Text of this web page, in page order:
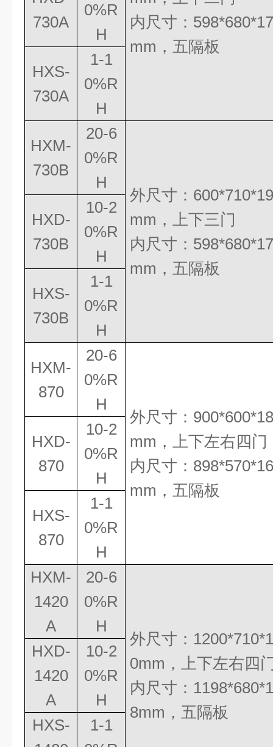
内尺寸：
mm ，五隔板
730A
0%R
H
HXS-
730A
1-1
0%R
H
HXM-
730B
20-6
0%R
H
外尺寸：
mm ， 上下三门
内尺寸：
mm ，五隔板
HXD-
730B
10-2
0%R
H
HXS-
730B
1-1
0%R
H
HXM-
870
20-6
0%R
H
外尺寸：
mm ， 上下左右四门
内尺寸：
mm ，五隔板
HXD-
870
10-2
0%R
H
HXS-
870
1-1
0%R
H
HXM-
1420
A
20-6
0%R
H
外尺寸：
0mm ， 上下左右四
内尺寸：
8mm ，五隔板
HXD-
1420
A
10-2
0%R
H
HXS-
1-1